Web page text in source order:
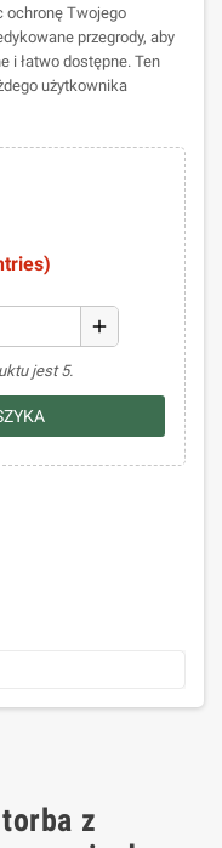
ochronę Twojego
przegrody, aby
i łatwo dostępne. Ten
użytkownika
add
jest 5.
z